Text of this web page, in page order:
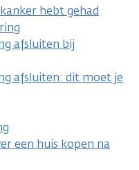
hebt gehad
afsluiten bij
afsluiten: dit moet je
een huis kopen na